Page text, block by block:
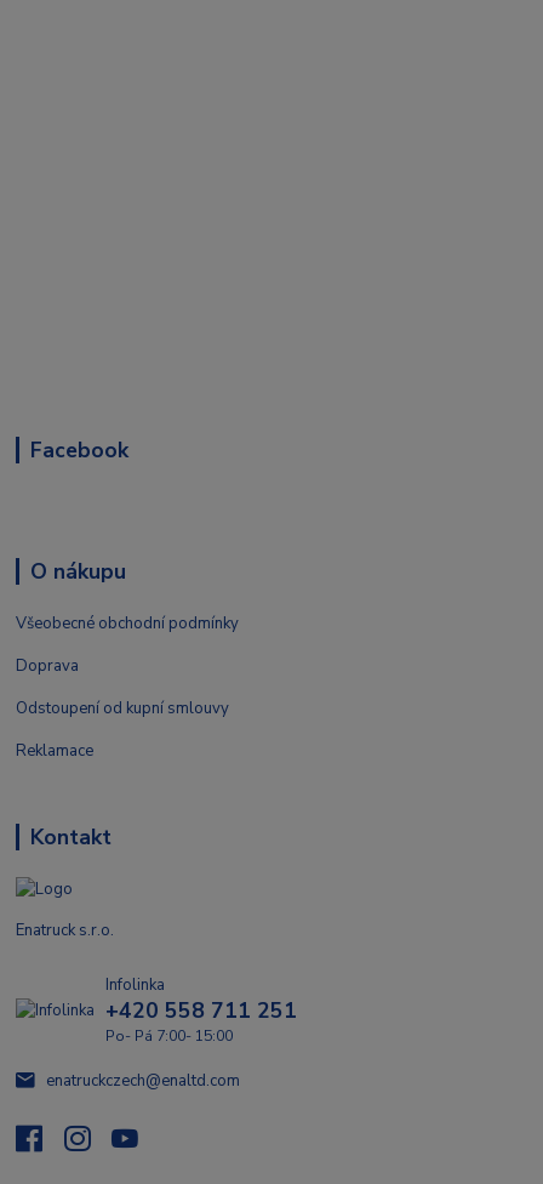
Facebook
O nákupu
Všeobecné obchodní podmínky
Doprava
Odstoupení od kupní smlouvy
Reklamace
Kontakt
Enatruck s.r.o.
Infolinka
+420 558 711 251
Po- Pá 7:00- 15:00
enatruckczech@enaltd.com